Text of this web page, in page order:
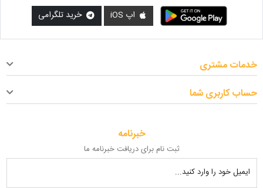
اپ iOS خرید تلگرامی
خبرنامه
ثبت نام برای دریافت خبرنامه ما
ایمیل خود را وارد کنید...
خدمات مشتری
حساب کاربری شما